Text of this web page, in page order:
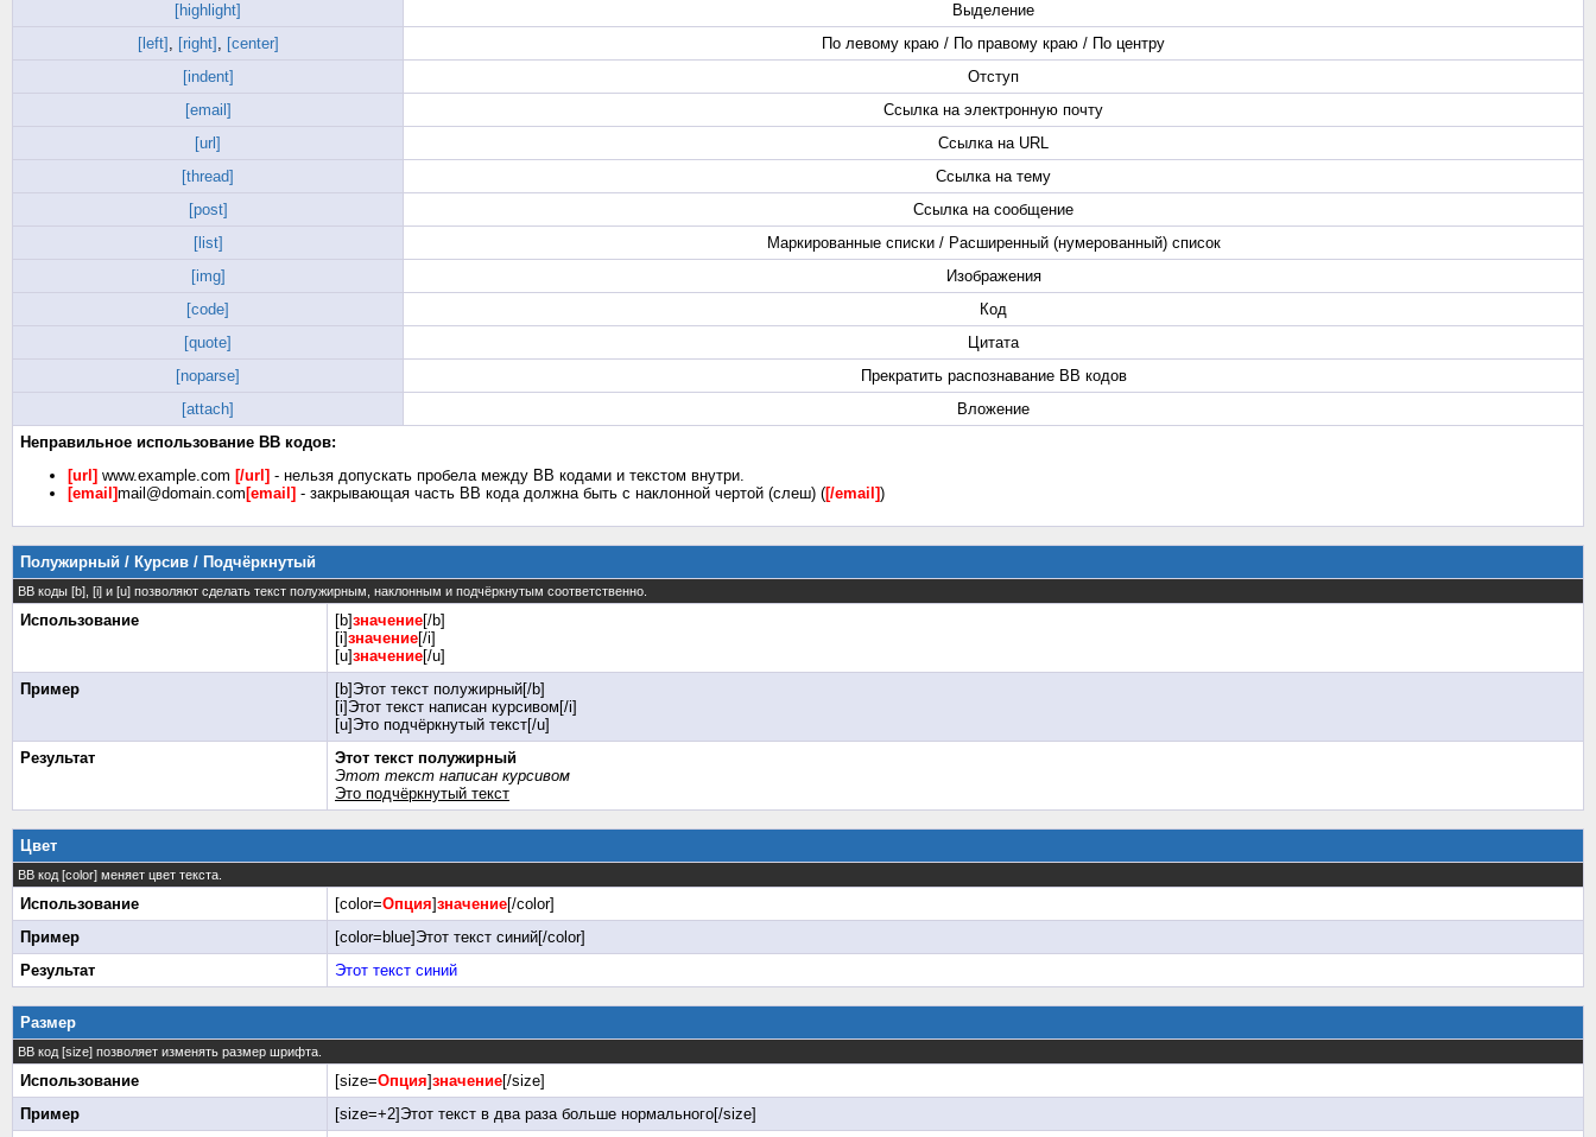
[highlight]
Выделение
[left] , [right] , [center]
По левому краю / По правому краю / По центру
[indent]
Отступ
[email]
Ссылка на электронную почту
[url]
Ссылка на URL
[thread]
Ссылка на тему
[post]
Ссылка на сообщение
[list]
Маркированные списки / Расширенный (нумерованный) список
[img]
Изображения
[code]
Код
[quote]
Цитата
[noparse]
Прекратить распознавание BB кодов
[attach]
Вложение
Неправильное использование BB кодов:
[url] www.example.com [/url] - нельзя допускать пробела между BB кодами и текстом внутри.
[email]mail@domain.com [email] - закрывающая часть BB кода должна быть с наклонной чертой (слеш) ([/email])
Полужирный / Курсив / Подчёркнутый
BB коды [b], [i] и [u] позволяют сделать текст полужирным, наклонным и подчёркнутым соответственно.
Использование [b]значение[/b]
[i]значение[/i]
[u]значение[/u]
Пример
[b]Этот текст полужирный[/b]
[i]Этот текст написан курсивом[/i]
[u]Это подчёркнутый текст[/u]
Результат
Этот текст полужирный
Этот текст написан курсивом
Это подчёркнутый текст
Цвет
BB код [color] меняет цвет текста.
Использование [color=Опция]значение[/color]
Пример
[color=blue]Этот текст синий[/color]
Результат
Этот текст синий
Размер
BB код [size] позволяет изменять размер шрифта.
Использование [size=Опция]значение[/size]
Пример
[size=+2]Этот текст в два раза больше нормального[/size]